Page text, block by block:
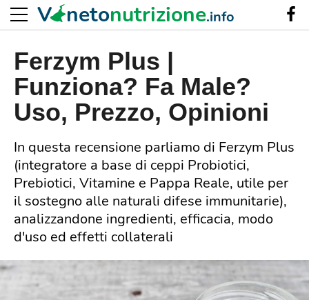
Ferzym Plus |
Funziona? Fa Male?
Uso, Prezzo, Opinioni
In questa recensione parliamo di Ferzym Plus
(integratore a base di ceppi Probiotici,
Prebiotici, Vitamine e Pappa Reale, utile per
il sostegno alle naturali difese immunitarie),
analizzandone ingredienti, efficacia, modo
d'uso ed effetti collaterali
V netonutrizione.info